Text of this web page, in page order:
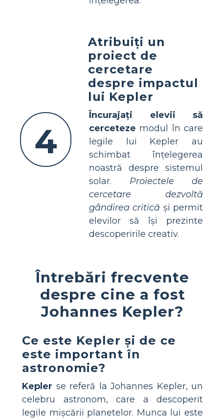
4
Atribuiți un
proiect de
cercetare
despre impactul
lui Kepler
Încurajați elevii să
cerceteze modul în care
legile lui Kepler au
schimbat înțelegerea
noastră despre sistemul
solar. Proiectele de
cercetare dezvoltă
gândirea critică și permit
elevilor să își prezinte
descoperirile creativ.
Întrebări frecvente
despre cine a fost
Johannes Kepler?
Ce este Kepler și de ce
este important în
astronomie?
Kepler se referă la Johannes Kepler, un
celebru astronom, care a descoperit
legile mișcării planetelor. Munca lui este